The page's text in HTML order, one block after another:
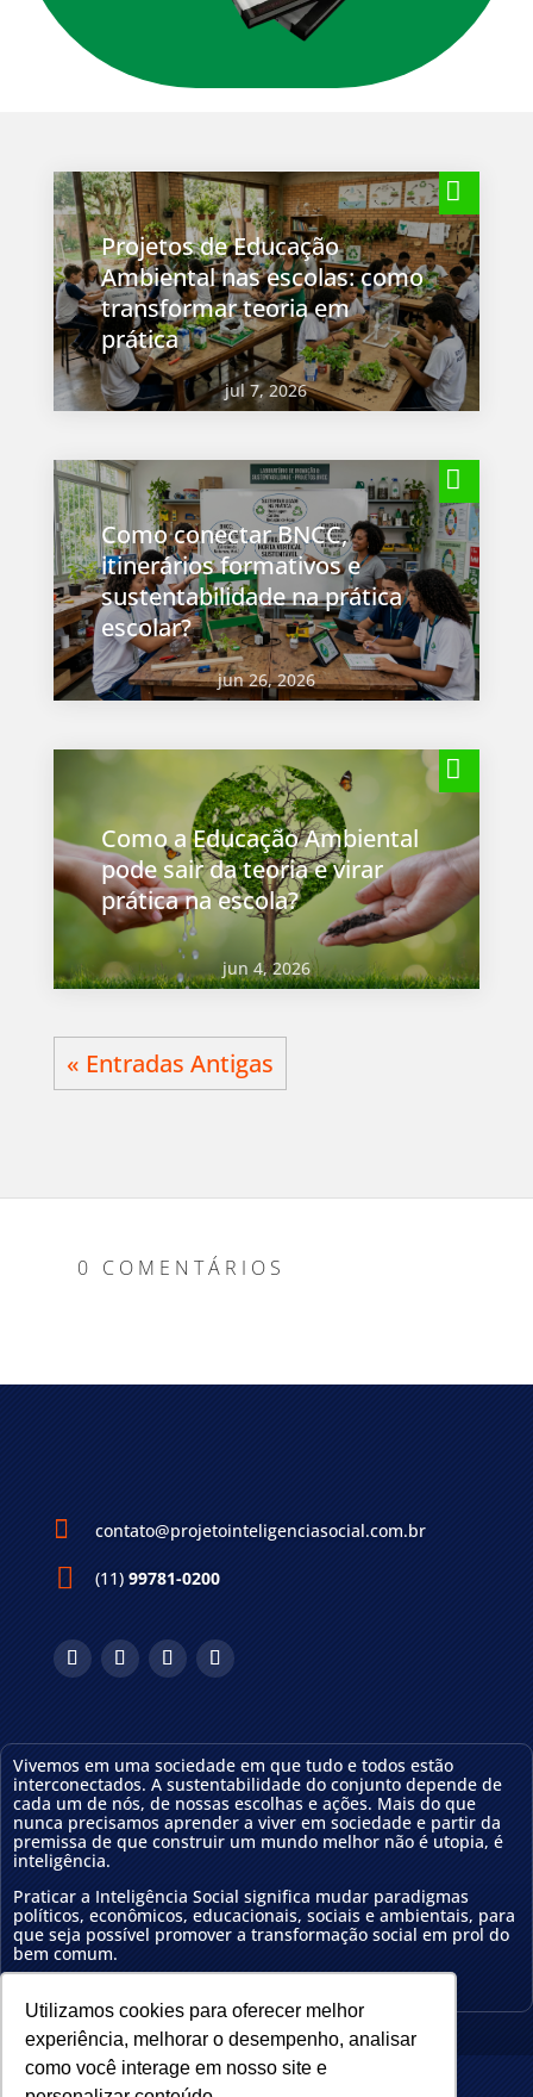
Utilizamos cookies para oferecer melhor
experiência, melhorar o desempenho, analisar
como você interage em nosso site e
Projetos de Educação
Ambiental nas escolas: como
transformar teoria em
prática
jul 7, 2026
Como conectar BNCC,
itinerários formativos e
sustentabilidade na prática
escolar?
jun 26, 2026
Como a Educação Ambiental
pode sair da teoria e virar
prática na escola?
jun 4, 2026
« Entradas Antigas
0 COMENTÁRIOS
 contato@projetointeligenciasocial.com.br
(11) 99781-0200
Vivemos em uma sociedade em que tudo e todos estão
interconectados. A sustentabilidade do conjunto depende de
cada um de nós, de nossas escolhas e ações. Mais do que
nunca precisamos aprender a viver em sociedade e partir da
premissa de que construir um mundo melhor não é utopia, é
inteligência.
Praticar a Inteligência Social significa mudar paradigmas
políticos, econômicos, educacionais, sociais e ambientais, para
que seja possível promover a transformação social em prol do
bem comum.